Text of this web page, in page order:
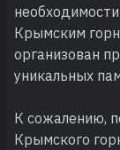
Крымским
организован
уникальных
К сожалению,
Крымского